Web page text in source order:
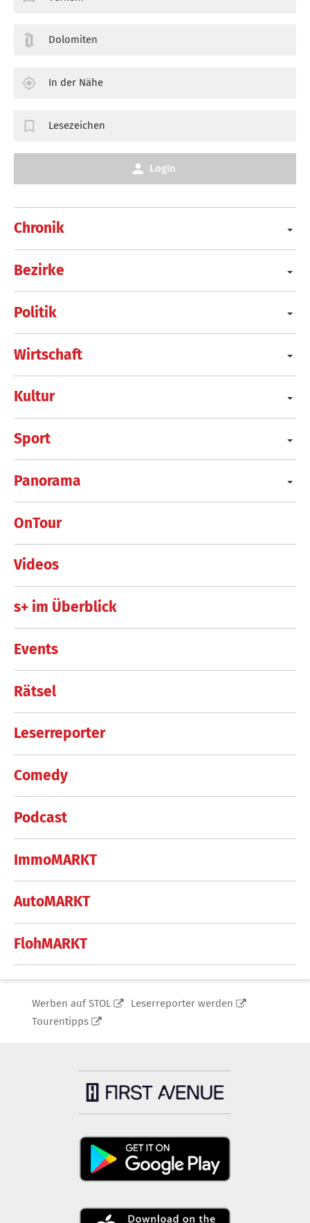
Chronik
Bezirke
Politik
Wirtschaft
Kultur
Sport
Panorama
OnTour
Videos
s+ im Überblick
Events
Rätsel
Leserreporter
Comedy
Podcast
ImmoMARKT
AutoMARKT
FlohMARKT
Dolomiten
In der Nähe
Lesezeichen
Login
Werben auf STOL
Leserreporter werden
Tourentipps